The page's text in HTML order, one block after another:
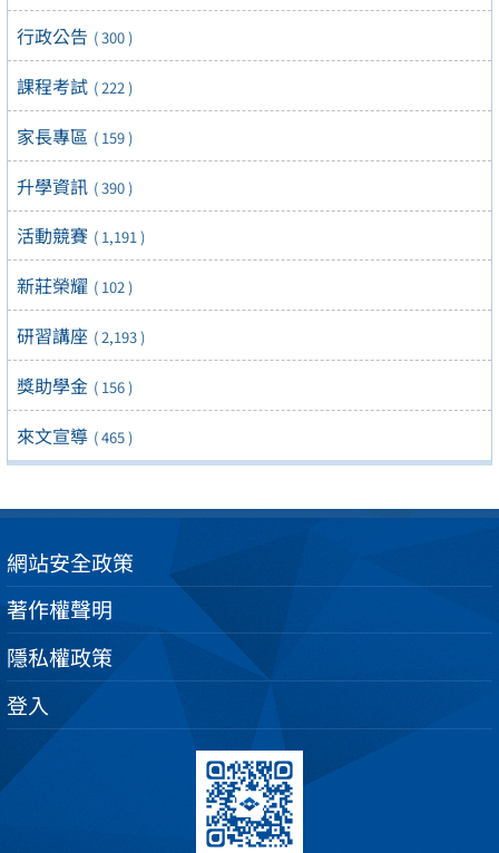
行政公告 ( 300 )
課程考試 ( 222 )
家長專區 ( 159 )
升學資訊 ( 390 )
活動競賽 ( 1,191 )
新莊榮耀 ( 102 )
研習講座 ( 2,193 )
獎助學金 ( 156 )
來文宣導 ( 465 )
網站安全政策
著作權聲明
隱私權政策
登入